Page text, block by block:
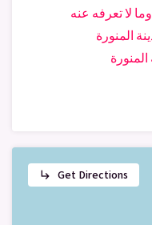
لا تعرفه عنه
المنورة
Get Directions
subdirectory_arrow_right